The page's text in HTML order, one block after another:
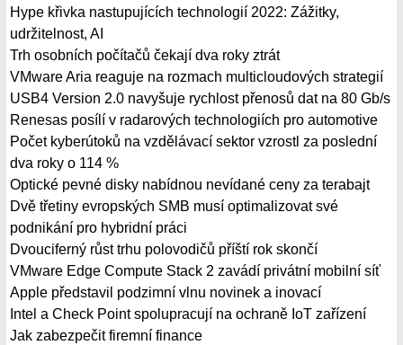
Hype křivka nastupujících technologií 2022: Zážitky,
udržitelnost, AI
Trh osobních počítačů čekají dva roky ztrát
VMware Aria reaguje na rozmach multicloudových strategií
USB4 Version 2.0 navyšuje rychlost přenosů dat na 80 Gb/s
Renesas posílí v radarových technologiích pro automotive
Počet kyberútoků na vzdělávací sektor vzrostl za poslední
dva roky o 114 %
Optické pevné disky nabídnou nevídané ceny za terabajt
Dvě třetiny evropských SMB musí optimalizovat své
podnikání pro hybridní práci
Dvouciferný růst trhu polovodičů příští rok skončí
VMware Edge Compute Stack 2 zavádí privátní mobilní síť
Apple představil podzimní vlnu novinek a inovací
Intel a Check Point spolupracují na ochraně IoT zařízení
Jak zabezpečit firemní finance